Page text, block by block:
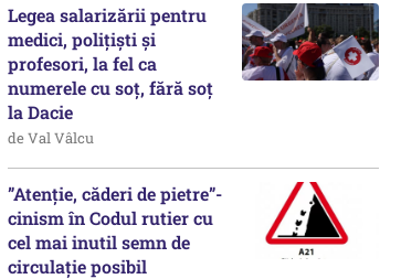
Legea salarizării pentru
medici, polițiști și
profesori, la fel ca
numerele cu soț, fără soț
la Dacie
de Val Vâlcu
”Atenție, căderi de pietre”-
cinism în Codul rutier cu
cel mai inutil semn de
circulație posibil